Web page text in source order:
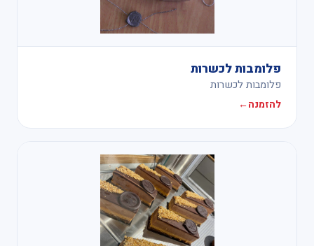
פלומבות לכשרות
פלומבות לכשרות
להזמנה←